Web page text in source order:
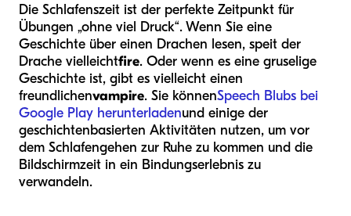
Die Schlafenszeit ist der perfekte Zeitpunkt für
Übungen „ohne viel Druck“. Wenn Sie eine
Geschichte über einen Drachen lesen, speit der
Drache vielleichtfire. Oder wenn es eine gruselige
Geschichte ist, gibt es vielleicht einen
freundlichenvampire. Sie könnenSpeech Blubs bei
Google Play herunterladenund einige der
geschichtenbasierten Aktivitäten nutzen, um vor
dem Schlafengehen zur Ruhe zu kommen und die
Bildschirmzeit in ein Bindungserlebnis zu
verwandeln.